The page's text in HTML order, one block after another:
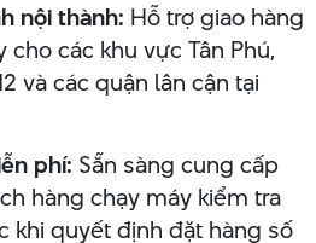
nội thành: Hỗ trợ giao hàng
các khu vực Tân Phú,
và các quận lân cận tại
phí: Sẵn sàng cung cấp
hàng chạy máy kiểm tra
khi quyết định đặt hàng số